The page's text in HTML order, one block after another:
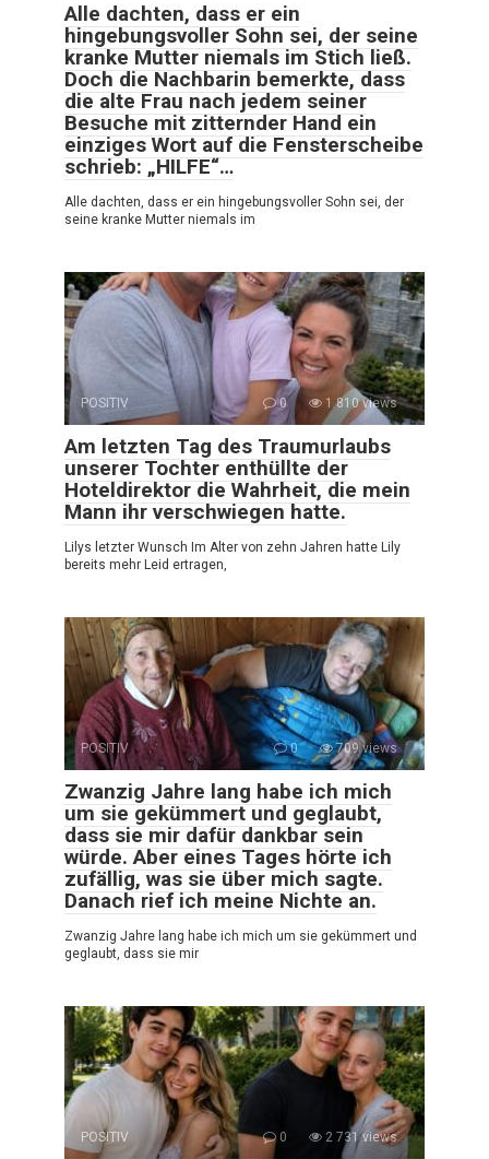
Alle dachten, dass er ein
hingebungsvoller Sohn sei, der seine
kranke Mutter niemals im Stich ließ.
Doch die Nachbarin bemerkte, dass
die alte Frau nach jedem seiner
Besuche mit zitternder Hand ein
einziges Wort auf die Fensterscheibe
schrieb: „HILFE“…
Alle dachten, dass er ein hingebungsvoller Sohn sei, der
seine kranke Mutter niemals im
POSITIV 0 1 810 views
Am letzten Tag des Traumurlaubs
unserer Tochter enthüllte der
Hoteldirektor die Wahrheit, die mein
Mann ihr verschwiegen hatte.
Lilys letzter Wunsch Im Alter von zehn Jahren hatte Lily
bereits mehr Leid ertragen,
POSITIV 0 709 views
Zwanzig Jahre lang habe ich mich
um sie gekümmert und geglaubt,
dass sie mir dafür dankbar sein
würde. Aber eines Tages hörte ich
zufällig, was sie über mich sagte.
Danach rief ich meine Nichte an.
Zwanzig Jahre lang habe ich mich um sie gekümmert und
geglaubt, dass sie mir
POSITIV 0 2 731 views